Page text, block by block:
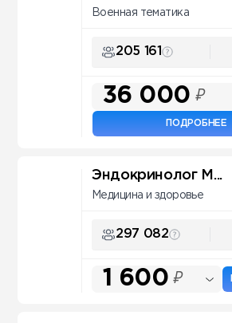
Военная тематика
205 161
36 000 ₽
ПОДРОБНЕЕ
Эндокринолог М...
Медицина и здоровье
297 082
1 600 ₽